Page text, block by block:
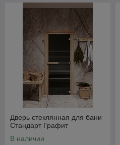
Дверь стеклянная для бани
Стандарт Графит
В наличии